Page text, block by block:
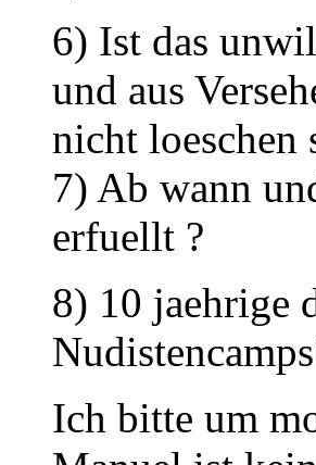
6) Ist das
und aus
nicht loeschen
7) Ab wann
erfuellt ?
8) 10 jaehrige
Ich bitte um